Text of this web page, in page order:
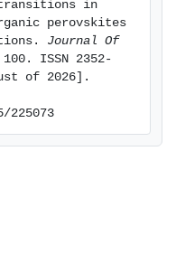
in
perovskites
Journal Of
ISSN 2352-
of 2026].